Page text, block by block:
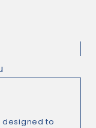
designed to